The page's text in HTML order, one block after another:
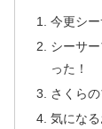
今更シ
シーサ
った！
さくら
気にな